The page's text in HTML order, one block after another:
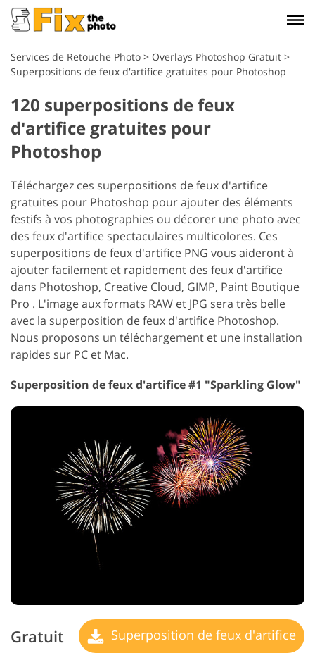
Services de Retouche Photo > Overlays Photoshop Gratuit >
Superpositions de feux d'artifice gratuites pour Photoshop
120 superpositions de feux
d'artifice gratuites pour
Photoshop
Téléchargez ces superpositions de feux d'artifice
gratuites pour Photoshop pour ajouter des éléments
festifs à vos photographies ou décorer une photo avec
des feux d'artifice spectaculaires multicolores. Ces
superpositions de feux d'artifice PNG vous aideront à
ajouter facilement et rapidement des feux d'artifice
dans Photoshop, Creative Cloud, GIMP, Paint Boutique
Pro . L'image aux formats RAW et JPG sera très belle
avec la superposition de feux d'artifice Photoshop.
Nous proposons un téléchargement et une installation
rapides sur PC et Mac.
Superposition de feux d'artifice #1 "Sparkling Glow"
Gratuit Superposition de feux d'artifice